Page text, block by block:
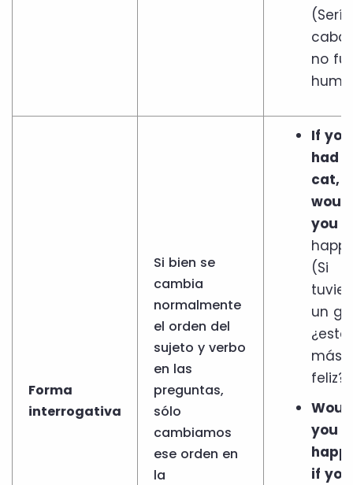
no
Forma
interrogativa
Si bien se
cambia
normalmente
el orden del
sujeto y verbo
en las
preguntas,
sólo
cambiamos
ese orden en
la
If you
had a
cat,
you
(Si
un
más
feliz?)
you
if you